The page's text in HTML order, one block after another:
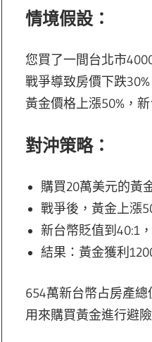
情境假設：
您買了一間台北市
戰爭導致房價下跌
黃金價格上漲50%，
對沖策略：
購買20萬美元的黃
戰爭後，黃金上漲
新台幣貶值到40:1
結果：黃金獲利
654萬新台幣占房產
用來購買黃金進行避險